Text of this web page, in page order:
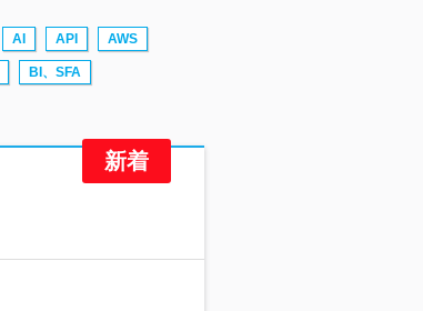
AI API AWS
BI、SFA